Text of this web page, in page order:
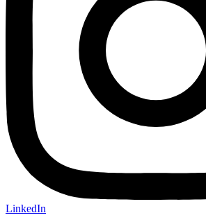
LinkedIn